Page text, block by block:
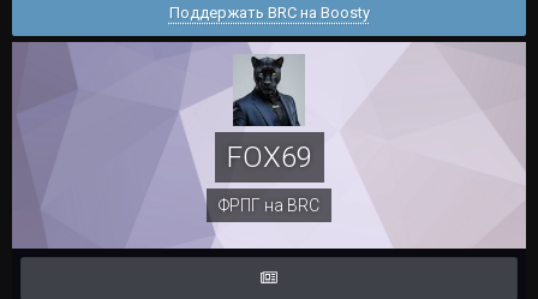
Поддержать BRC на Boosty
FOX69
ФРПГ на BRC